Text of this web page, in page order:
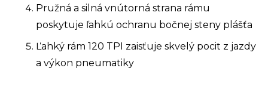
Pružná a silná vnútorná strana rámu
poskytuje ľahkú ochranu bočnej steny plášťa
Ľahký rám 120 TPI zaisťuje skvelý pocit z jazdy
a výkon pneumatiky